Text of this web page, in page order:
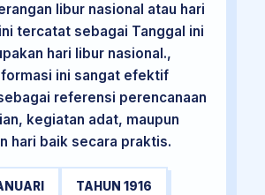
libur nasional atau hari
tercatat sebagai Tanggal ini
hari libur nasional.,
ini sangat efektif
referensi perencanaan
kegiatan adat, maupun
hari baik secara praktis.
TAHUN 1916